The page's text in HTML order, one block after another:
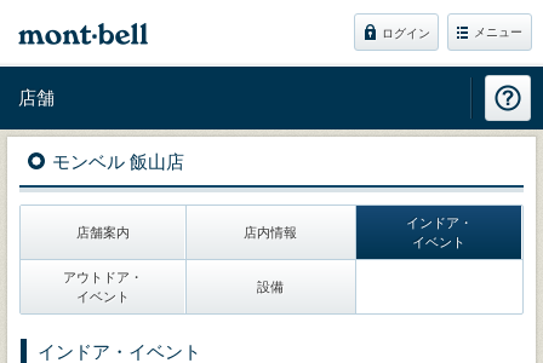
ログイン メニュー
店舗
モンベル 飯山店
店舗案内 店内情報
インドア・
イベント
アウトドア・
イベント
設備
インドア・イベント